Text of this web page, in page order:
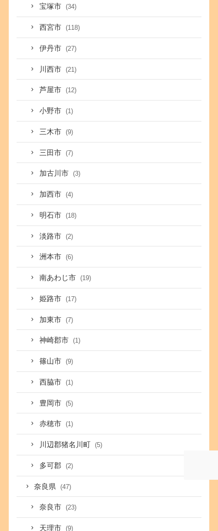
宝塚市 (34)
西宮市 (118)
伊丹市 (27)
川西市 (21)
芦屋市 (12)
小野市 (1)
三木市 (9)
三田市 (7)
加古川市 (3)
加西市 (4)
明石市 (18)
淡路市 (2)
洲本市 (6)
南あわじ市 (19)
姫路市 (17)
加東市 (7)
神崎郡市 (1)
篠山市 (9)
西脇市 (1)
豊岡市 (5)
赤穂市 (1)
川辺郡猪名川町 (5)
多可郡 (2)
奈良県 (47)
奈良市 (23)
天理市 (9)